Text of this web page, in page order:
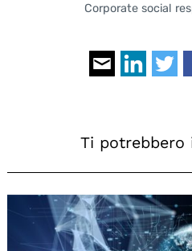
Corporate social
Ti potrebbero